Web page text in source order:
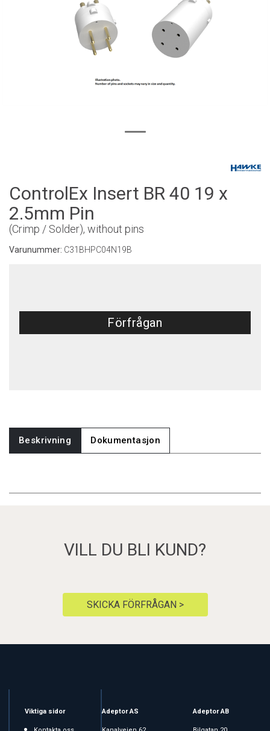
ControlEx Insert BR 40 19 x
2.5mm Pin
(Crimp / Solder), without pins
Varunummer: C31BHPC04N19B
Förfrågan
Beskrivning Dokumentasjon
VILL DU BLI KUND?
SKICKA FÖRFRÅGAN >
Viktiga sidor Adeptor AS Adeptor AB